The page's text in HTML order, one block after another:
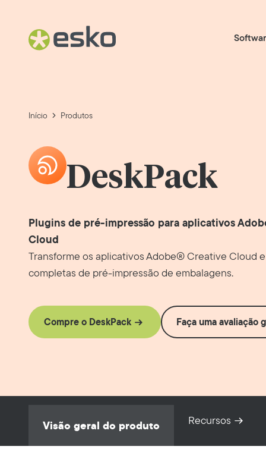
Início Produtos
DeskPack
Plugins de pré-impressão para aplicativos
Cloud
Transforme os aplicativos Adobe® Creative Cloud
completas de pré-impressão de embalagens.
Compre o DeskPack Faça uma avaliação
Visão geral do produto Recursos